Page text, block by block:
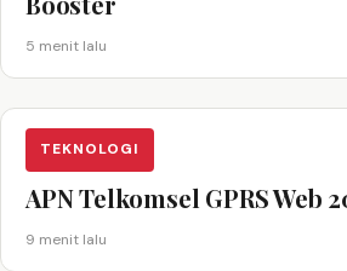
5 menit lalu
TEKNOLOGI
APN Telkomsel GPRS Web
9 menit lalu